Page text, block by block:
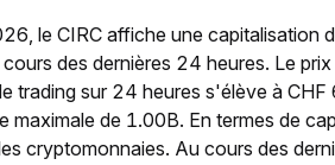
le CIRC affiche une capitalisation
des dernières 24 heures. Le
trading sur 24 heures s'élève à
maximale de 1.00B. En termes de
cryptomonnaies. Au cours des